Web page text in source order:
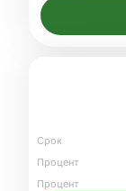
Срок
Процент
Процент